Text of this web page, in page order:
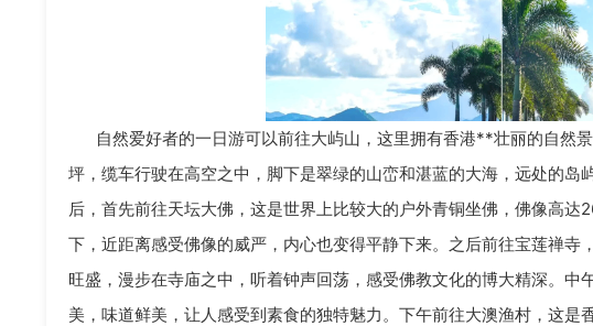
自然爱好者的一日游可以前往大屿山，这里拥有香港**壮丽的自然
坪，缆车行驶在高空之中，脚下是翠绿的山峦和湛蓝的大海，远处的岛
后，首先前往天坛大佛，这是世界上比较大的户外青铜坐佛，佛像高
下，近距离感受佛像的威严，内心也变得平静下来。之后前往宝莲禅寺
旺盛，漫步在寺庙之中，听着钟声回荡，感受佛教文化的博大精深。中
美，味道鲜美，让人感受到素食的独特魅力。下午前往大澳渔村，这是